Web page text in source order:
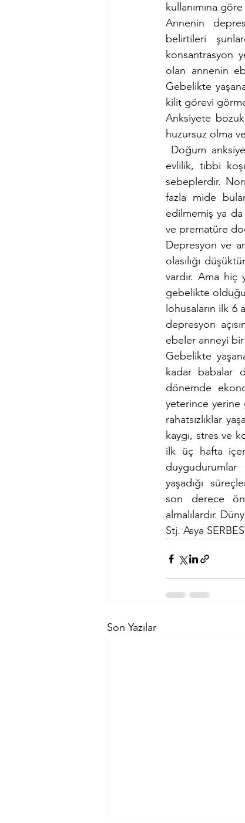
kullanımına
Annenin
belirtileri
konsantrasyon
olan annenin
Gebelikte
kilit görevi
Anksiyete
huzursuz olma
Doğum
evlilik, tıbbi
sebeplerdir.
fazla mide
edilmemiş ya
ve prematüre
Depresyon ve
olasılığı
vardır. Ama
gebelikte
lohusaların ilk
depresyon
ebeler anneyi
Gebelikte
kadar babalar
dönemde
yeterince yerine
rahatsızlıklar
kaygı, stres ve
ilk üç hafta
duygudurumlar
yaşadığı
son derece
almalılardır.
Stj. Asya
Son Yazılar